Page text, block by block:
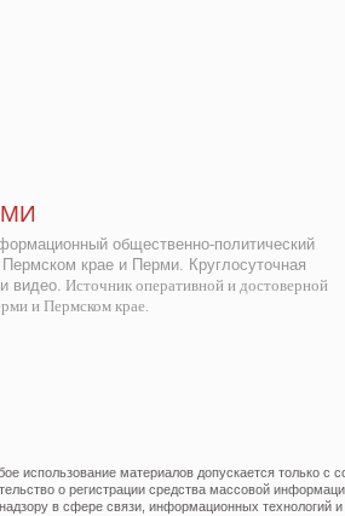
общественно-политический
крае и Перми. Круглосуточная
видео. Источник оперативной и достоверной
и Пермском крае.
использование материалов допускается только с
о регистрации средства массовой
в сфере связи, информационных технологий